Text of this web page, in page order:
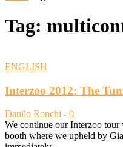
Tag:
ENGLISH
Interzoo 2012: The
Danilo Ronchi - 0
We continue our Interzoo
booth where we upheld by